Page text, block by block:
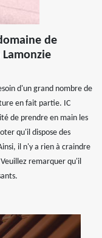
de
d'un grand nombre de
en fait partie. IC
de prendre en main les
qu'il dispose des
il n'y a rien à craindre
remarquer qu'il